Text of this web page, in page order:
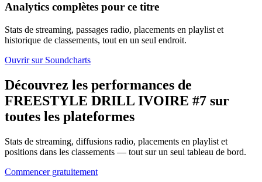
Analytics complètes pour ce titre
Stats de streaming, passages radio, placements en playlist et
historique de classements, tout en un seul endroit.
Ouvrir sur Soundcharts
Découvrez les performances de
FREESTYLE DRILL IVOIRE #7 sur
toutes les plateformes
Stats de streaming, diffusions radio, placements en playlist et
positions dans les classements — tout sur un seul tableau de bord.
Commencer gratuitement